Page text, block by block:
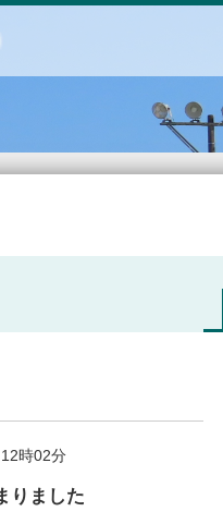
時02分
りました